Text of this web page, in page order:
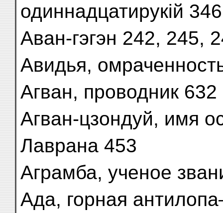
одиннадцатирукій
Аван-гэгэн 242, 245,
Авидья,
Агван, проводник 632
Агван-цзондуй, имя
Лаврана 453
Аграмба, ученое
Ада, горная